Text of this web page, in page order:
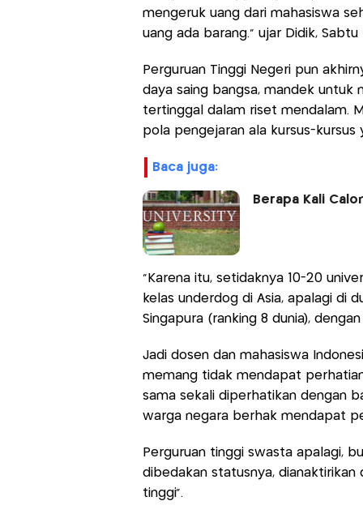
mengeruk uang dari mahasiswa
uang ada barang.” ujar Didik,
Perguruan Tinggi Negeri pun
daya saing bangsa, mandek untuk
tertinggal dalam riset mendalam.
pola pengejaran ala kursus-kursus
baca juga:
Berapa Kali
“Karena itu, setidaknya 10-20
kelas underdog di Asia, apalagi di
Singapura (ranking 8 dunia),
Jadi dosen dan mahasiswa
memang tidak mendapat
sama sekali diperhatikan dengan
warga negara berhak mendapat
Perguruan tinggi swasta apalagi,
dibedakan statusnya, dianaktirikan
tinggi”.